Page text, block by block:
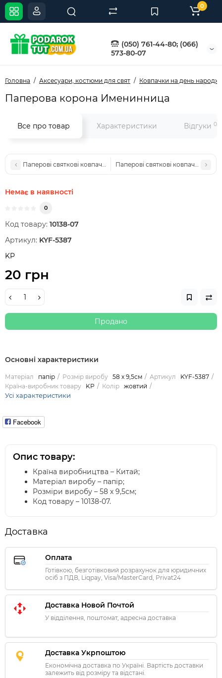
(050) 761-44-80; (066)
573-80-07
0
Головна Аксесуари, костюми для свят Ковпачки на день
Паперова корона Именинница
Все про товар Характеристики Відгуки 0
Паперові святкові ковпачки 20см Джунглі (уп 10шт)
Паперові святкові ковпачки 20см
Немає в наявності
0
Код товару: 10138-07
Артикул: KYF-5387
KP
20 грн
Продано
Основні характеристики
Матеріал папір Розмір виробу 58 х 9,5см Артикул
KYF-5387
Країна-виробник товару
KP Колір жовтий
Усі характеристики
Facebook
Опис товару:
Країна виробництва – Китай;
Матеріал виробу – папір;
Розміри виробу – 58 х 9,5см;
Код товару – 10138-07.
Доставка
Оплата
Готівкою, безготівковий розрахунок для юридичних
осіб з ПДВ, Liqpay, Visa/MasterCard, Privat24
Доставка Новой Почтой
У відділення, поштомат, адресна доставка
Доставка Укрпоштою
Економічна доставка по Україні. Вартість доставки
залежить від розміру та відстані.